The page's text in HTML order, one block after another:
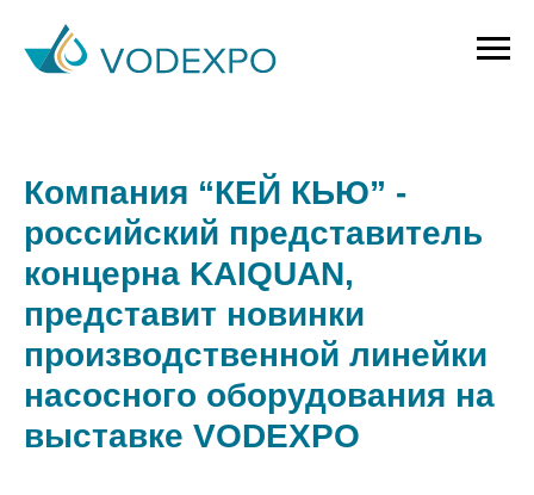
Компания “КЕЙ КЬЮ” -
российский представитель
концерна KAIQUAN,
представит новинки
производственной линейки
насосного оборудования на
выставке VODEXPO